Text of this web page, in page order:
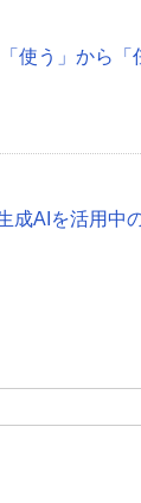
使う」から「
成AIを活用中